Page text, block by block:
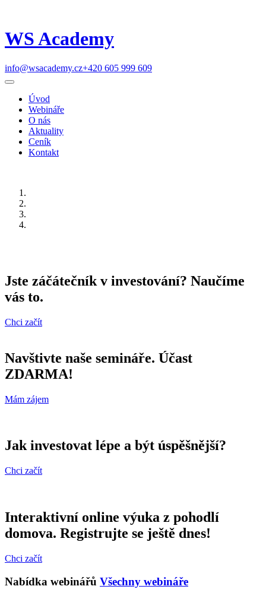
WS Academy
info@wsacademy.cz+420 605 999 609
Úvod
Webináře
O nás
Aktuality
Ceník
Kontakt
Jste záčátečník v investování? Naučíme
vás to.
Chci začít
Navštivte naše semináře. Účast
ZDARMA!
Mám zájem
Jak investovat lépe a být úspěšnější?
Chci začít
Interaktivní online výuka z pohodlí
domova. Registrujte se ještě dnes!
Chci začít
Nabídka webinářů Všechny webináře